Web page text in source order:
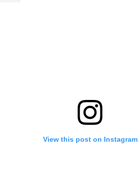
View this post on Instagram